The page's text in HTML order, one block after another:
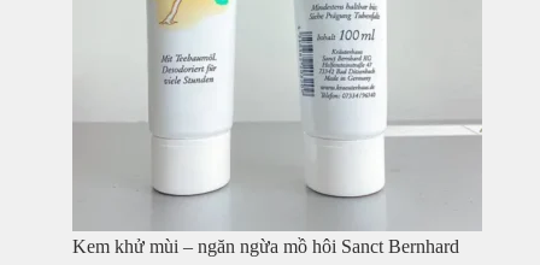
Kem khử mùi – ngăn ngừa mồ hôi Sanct Bernhard